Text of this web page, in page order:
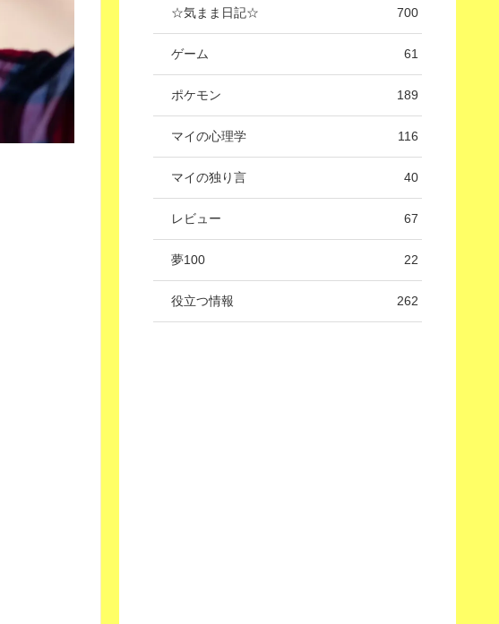
☆気まま日記☆ 700
ゲーム 61
ポケモン 189
マイの心理学 116
マイの独り言 40
レビュー 67
夢100 22
役立つ情報 262